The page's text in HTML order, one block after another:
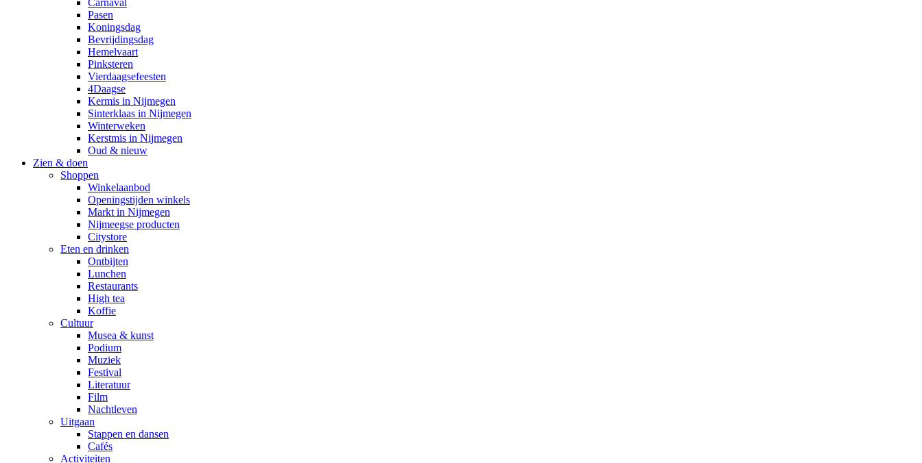
Pasen
Koningsdag
Bevrijdingsdag
Hemelvaart
Pinksteren
Vierdaagsefeesten
4Daagse
Kermis in Nijmegen
Sinterklaas in Nijmegen
Winterweken
Kerstmis in Nijmegen
Oud & nieuw
Zien & doen
Shoppen
Winkelaanbod
Openingstijden winkels
Markt in Nijmegen
Nijmeegse producten
Citystore
Eten en drinken
Ontbijten
Lunchen
Restaurants
High tea
Koffie
Cultuur
Musea & kunst
Podium
Muziek
Festival
Literatuur
Film
Nachtleven
Uitgaan
Stappen en dansen
Cafés
Activiteiten